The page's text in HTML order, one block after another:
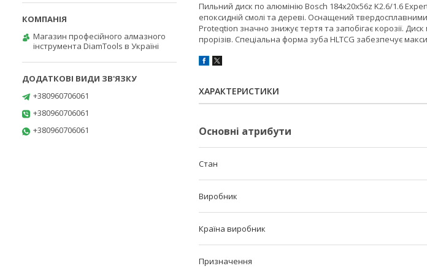
Пильний диск по алюмінію Bosch 184x20x56z K2.6/1.6
епоксидній смолі та дереві. Оснащений
Proteqtion значно знижує тертя та запобігає корозії.
прорізів. Спеціальна форма зуба HLTCG забезпечує
ХАРАКТЕРИСТИКИ
Основні атрибути
Стан
Виробник
Країна виробник
Призначення
Магазин професійного алмазного
інструмента DiamTools в Україні
+380960706061
+380960706061
+380960706061